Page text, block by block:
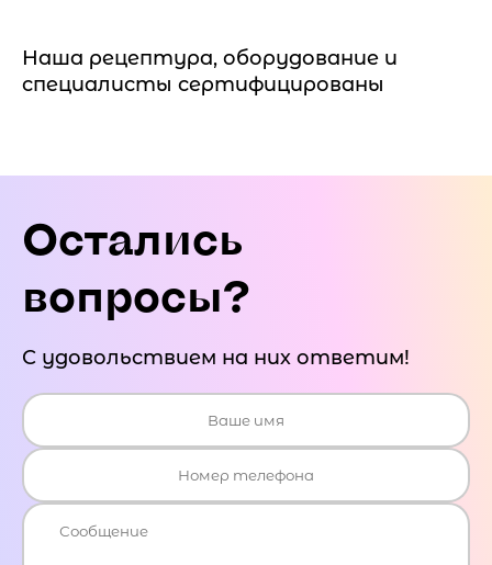
Наша рецептура, оборудование и
специалисты сертифицированы
Остались
вопросы?
С удовольствием на них ответим!